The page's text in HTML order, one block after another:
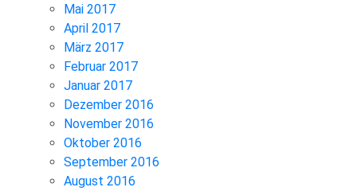
Mai 2017
April 2017
März 2017
Februar 2017
Januar 2017
Dezember 2016
November 2016
Oktober 2016
September 2016
August 2016